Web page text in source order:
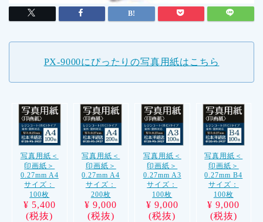
PX-9000にぴったりの写真用紙はこちら
写真用紙＜
印画紙＞
0.27mm A4
サイズ：
100枚
¥ 5,400
(税抜)
写真用紙＜
印画紙＞
0.27mm A4
サイズ：
200枚
¥ 9,000
(税抜)
写真用紙＜
印画紙＞
0.27mm A3
サイズ：
100枚
¥ 9,000
(税抜)
写真用紙＜
印画紙＞
0.27mm B4
サイズ：
100枚
¥ 9,000
(税抜)